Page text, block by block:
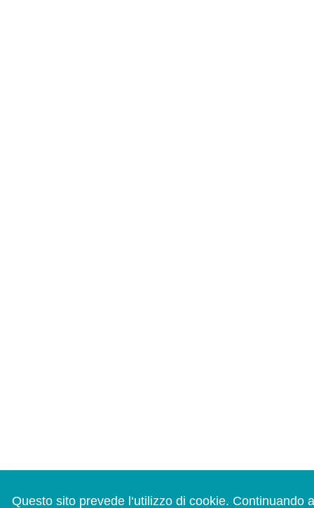
Questo sito prevede l‘utilizzo di cookie. Continuando